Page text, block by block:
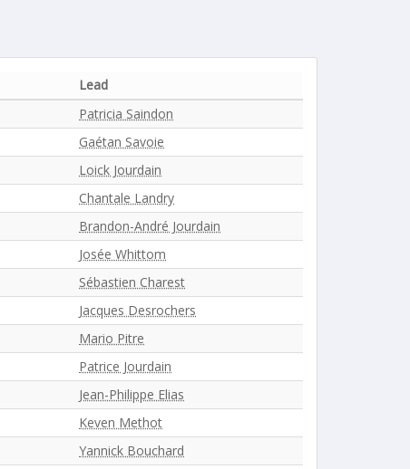
Lead
Patricia Saindon
Gaétan Savoie
Loick Jourdain
Chantale Landry
Brandon-André Jourdain
Josée Whittom
Sébastien Charest
Jacques Desrochers
Mario Pitre
Patrice Jourdain
Jean-Philippe Elias
Keven Methot
Yannick Bouchard